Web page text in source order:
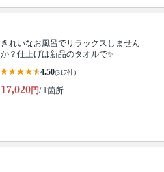
きれいなお風呂でリラックスしません
か？仕上げは新品のタオルで✨
4.50(317件)
17,020円/ 1箇所